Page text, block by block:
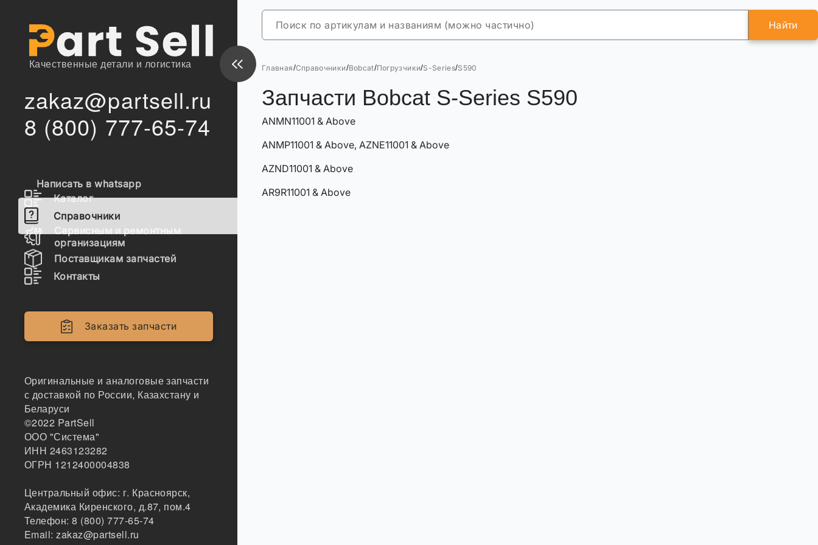
Качественные детали и логистика
zakaz@partsell.ru
8 (800) 777-65-74
Написать в whatsapp
Каталог
Справочники
Сервисным и ремонтным
организациям
Поставщикам запчастей
Контакты
Заказать запчасти
Оригинальные и аналоговые запчасти
с доставкой по России, Казахстану и
Беларуси
©2022 PartSell
ООО "Система"
ИНН 2463123282
ОГРН 1212400004838
Центральный офис: г. Красноярск,
Академика Киренского, д.87, пом.4
Телефон:8 (800) 777-65-74
Email:zakaz@partsell.ru
Найти
Главная/Справочники/Bobcat/Погрузчики/S-Series/S590
Запчасти Bobcat S-Series S590
ANMN11001 & Above
ANMP11001 & Above, AZNE11001 & Above
AZND11001 & Above
AR9R11001 & Above